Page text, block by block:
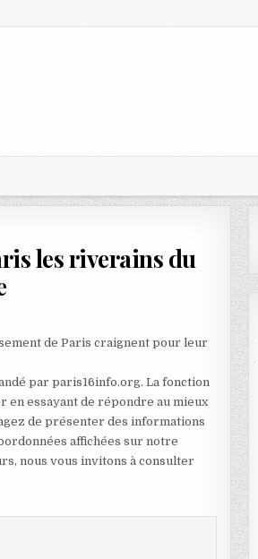
les riverains du
de Paris craignent pour leur
par paris16info.org. La fonction
en essayant de répondre au mieux
de présenter des informations
affichées sur notre
nous vous invitons à consulter